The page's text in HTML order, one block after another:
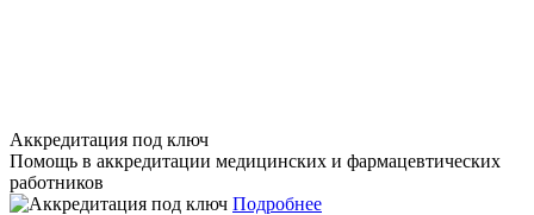
Аккредитация под ключ
Помощь в аккредитации медицинских и фармацевтических
работников
Подробнее